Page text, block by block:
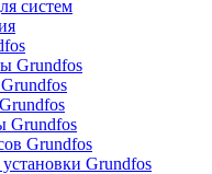
систем
Grundfos
Grundfos
Grundfos
Grundfos